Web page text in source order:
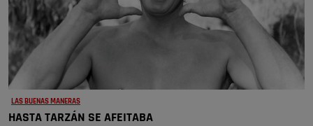
LAS BUENAS MANERAS
HASTA TARZÁN SE AFEITABA